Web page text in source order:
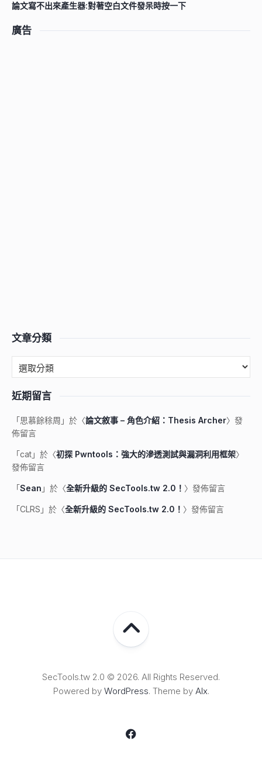
論文寫不出來產生器:對著空白文件發呆時按一下
廣告
文章分類
近期留言
「思慕餘稌周 」於〈論文敘事 – 角色介紹：Thesis Archer〉發
佈留言
「cat 」於〈初探 Pwntools：強大的滲透測試與漏洞利用框架〉
發佈留言
「Sean 」於〈全新升級的 SecTools.tw 2.0！ 〉發佈留言
「CLRS 」於〈全新升級的 SecTools.tw 2.0！ 〉發佈留言
SecTools.tw 2.0 © 2026. All Rights Reserved.
Powered by WordPress. Theme by Alx.